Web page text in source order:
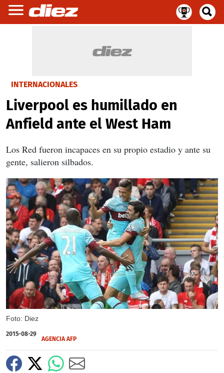
INTERNACIONALES
Liverpool es humillado en
Anfield ante el West Ham
Los Red fueron incapaces en su propio estadio y ante su
gente, salieron silbados.
Foto: Diez
X
2015-08-29
AGENCIA AFP